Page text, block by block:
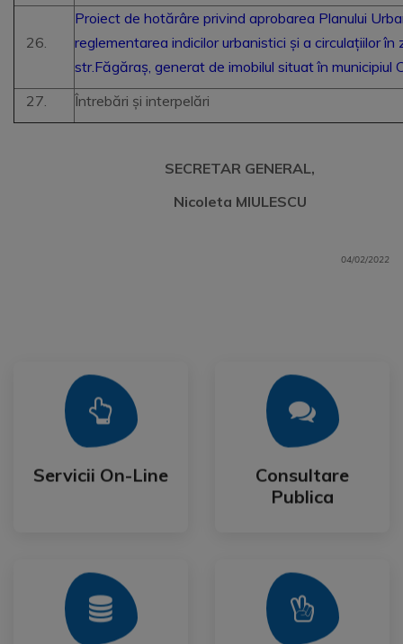
Proiect de hotărâre privind aprobarea Planului
reglementarea indicilor urbanistici și a circulațiilor
str.Făgăraș, generat de imobilul situat în municipiul
Întrebări și interpelări
SECRETAR GENERAL,
Nicoleta MIULESCU
04/02/2022
Servicii On-Line
Servicii On-Line
Mai Mult
Consultare
Publica
Consultare
Publica
Mai Mult
Mai Mult Mai Mult